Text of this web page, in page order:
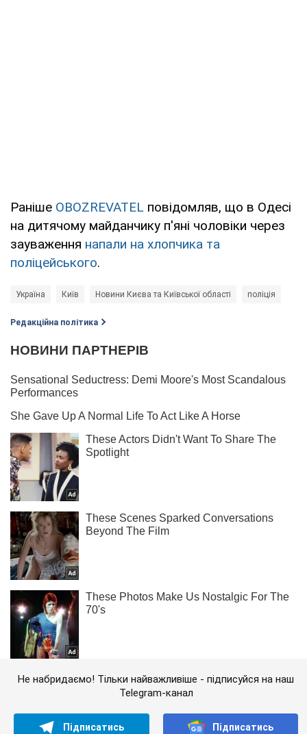
Раніше OBOZREVATEL повідомляв, що в Одесі
на дитячому майданчику п'яні чоловіки через
зауваження напали на хлопчика та
поліцейського.
Україна Київ Новини Києва та Київської області поліція
Редакційна політика
Не набридаємо! Тільки найважливіше - підписуйся на наш
Telegram-канал
Підписатись Підписатись